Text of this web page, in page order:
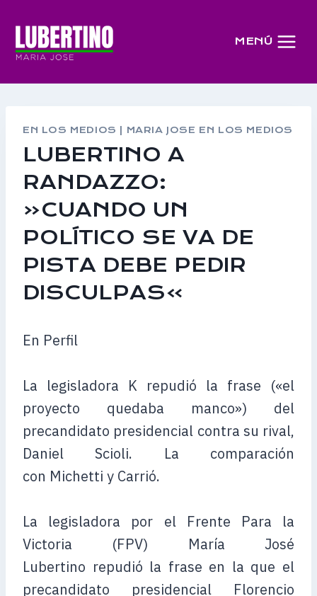
contenido
MENÚ
EN LOS MEDIOS MARIA JOSE EN LOS MEDIOS
LUBERTINO A
RANDAZZO:
«CUANDO UN
POLÍTICO SE VA DE
PISTA DEBE PEDIR
DISCULPAS»
En Perfil
La legisladora K repudió la frase («el
proyecto quedaba manco») del
precandidato presidencial contra su rival,
Daniel Scioli. La comparación
con Michetti y Carrió.
La legisladora por el Frente Para la
Victoria (FPV) María José
Lubertino repudió la frase en la que el
precandidato presidencial Florencio